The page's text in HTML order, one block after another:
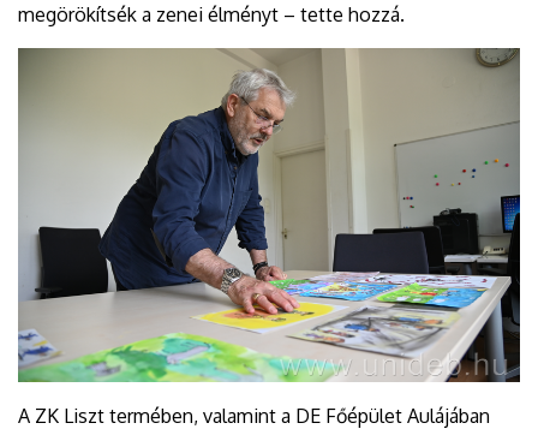
megörökítsék a zenei élményt – tette hozzá.
A ZK Liszt termében, valamint a DE Főépület Aulájában